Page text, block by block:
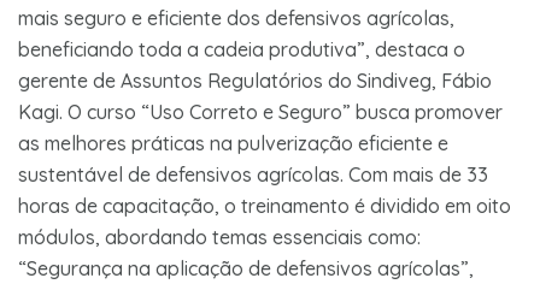
mais seguro e eficiente dos defensivos agrícolas,
beneficiando toda a cadeia produtiva”, destaca o
gerente de Assuntos Regulatórios do Sindiveg, Fábio
Kagi. O curso “Uso Correto e Seguro” busca promover
as melhores práticas na pulverização eficiente e
sustentável de defensivos agrícolas. Com mais de 33
horas de capacitação, o treinamento é dividido em oito
módulos, abordando temas essenciais como:
“Segurança na aplicação de defensivos agrícolas”,